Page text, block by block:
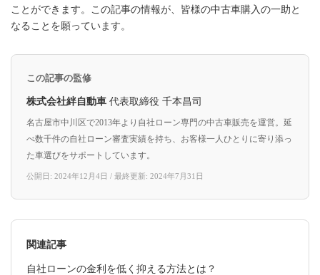
ことができます。この記事の情報が、皆様の中古車購入の一助と
なることを願っています。
この記事の監修
株式会社絆自動車 代表取締役 千本昌司
名古屋市中川区で2013年より自社ローン専門の中古車販売を運営。延
べ数千件の自社ローン審査実績を持ち、お客様一人ひとりに寄り添っ
た車選びをサポートしています。
公開日: 2024年12月4日 / 最終更新: 2024年7月31日
関連記事
自社ローンの金利を低く抑える方法とは？